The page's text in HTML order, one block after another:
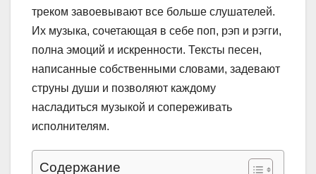
треком завоевывают все больше слушателей.
Их музыка, сочетающая в себе поп, рэп и рэгги,
полна эмоций и искренности. Тексты песен,
написанные собственными словами, задевают
струны души и позволяют каждому
насладиться музыкой и сопереживать
исполнителям.
Содержание